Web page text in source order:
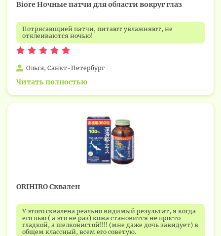
Biore Ночные патчи для области вокруг глаз
Потрясающией патчи, питают увлажняют, не
отклеиваются ночью!
Ольга, Санкт-Петербург
Читать полностью
ORIHIRO Сквален
У этого сквалена реально видимый результат, я когда
его пью ( а это не раз) кожа становится не просто
гладкой, а шелковистой!!!! (мне даже дочь завидует) в
общем классный, всем его советую.